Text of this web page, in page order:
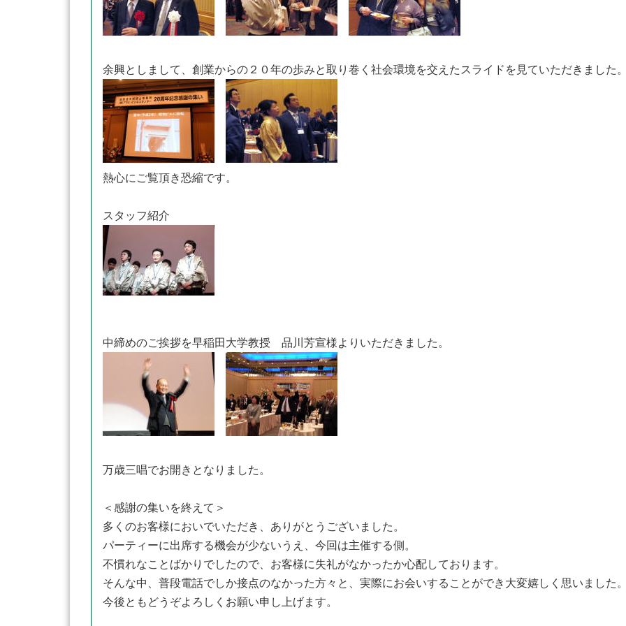
余興としまして、創業からの２０年の歩みと取り巻く社会環境を交えたスライドを見ていただきました
熱心にご覧頂き恐縮です。
スタッフ紹介
中締めのご挨拶を早稲田大学教授 品川芳宣様よりいただきました。
万歳三唱でお開きとなりました。
＜感謝の集いを終えて＞
多くのお客様においでいただき、ありがとうございました。
パーティーに出席する機会が少ないうえ、今回は主催する側。
不慣れなことばかりでしたので、お客様に失礼がなかったか心配しております。
そんな中、普段電話でしか接点のなかった方々と、実際にお会いすることができ大変嬉しく思いました
今後ともどうぞよろしくお願い申し上げます。